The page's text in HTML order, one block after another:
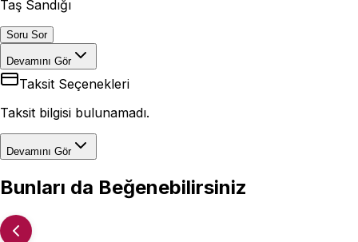
Taş Sandığı
Soru Sor
Devamını Gör
Taksit Seçenekleri
Taksit bilgisi bulunamadı.
Devamını Gör
Bunları da Beğenebilirsiniz